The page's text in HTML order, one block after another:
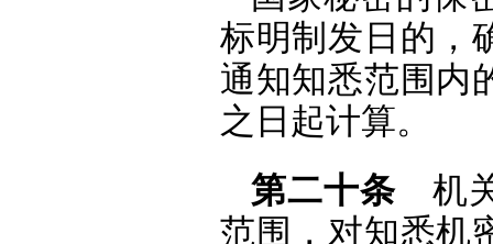
标明制发日的，
通知知悉范围内
之日起计算。
第二十条机关
范围，对知悉机